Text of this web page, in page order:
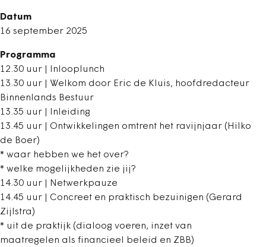
Datum
16 september 2025
Programma
12.30 uur | Inlooplunch
13.30 uur | Welkom door Eric de Kluis, hoofdredacteur
Binnenlands Bestuur
13.35 uur | Inleiding
13.45 uur | Ontwikkelingen omtrent het ravijnjaar (Hilko
de Boer)
* waar hebben we het over?
* welke mogelijkheden zie jij?
14.30 uur | Netwerkpauze
14.45 uur | Concreet en praktisch bezuinigen (Gerard
Zijlstra)
* uit de praktijk (dialoog voeren, inzet van
maatregelen als financieel beleid en ZBB)